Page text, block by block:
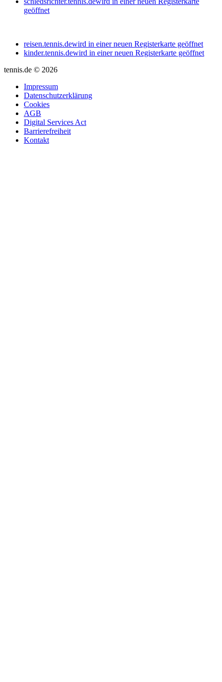
geöffnet
reisen.tennis.dewird in einer neuen Registerkarte geöffnet
kinder.tennis.dewird in einer neuen Registerkarte geöffnet
tennis.de © 2026
Impressum
Datenschutzerklärung
Cookies
AGB
Digital Services Act
Barrierefreiheit
Kontakt